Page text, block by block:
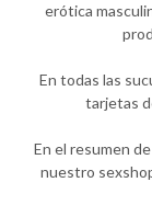
erótica
En todas las
tarjetas
En el resumen
nuestro